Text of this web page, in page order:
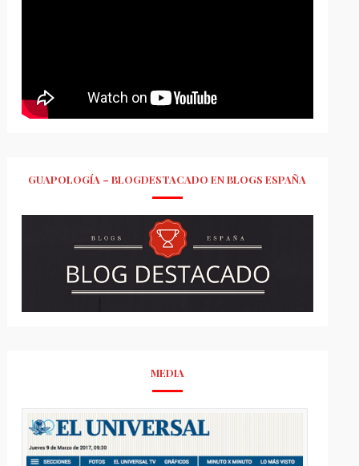
GUAPOLOGÍA – BLOGDESTACADO EN BLOGS ESPAÑA
MEDIA